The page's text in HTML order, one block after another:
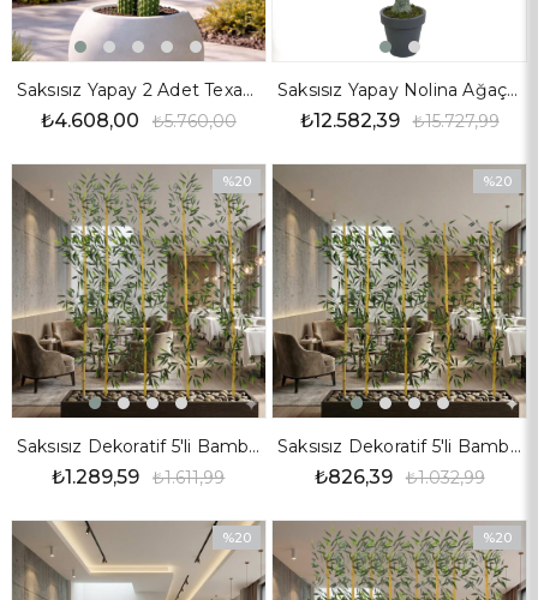
Saksısız Yapay 2 Adet Texas Kaktüs 62 cm - 85 cm
₺4.608,00 ₺5.760,00
Saksısız Yapay Nolina Ağaç 185 cm
₺12.582,39 ₺15.727,99
Saksısız Dekoratif 5'li Bambu Seperatör Seti 170 cm
₺1.289,59 ₺1.611,99
%20
İndirim
%20İndirim
Saksısız Dekoratif 5'li Bambu Seperatör Seti 110 cm
₺826,39 ₺1.032,99
%20
İndirim
%20
İndirim
%20İndirim
%20
İndirim